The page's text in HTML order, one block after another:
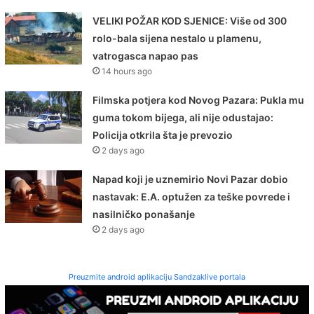
VELIKI POŽAR KOD SJENICE: Više od 300
rolo-bala sijena nestalo u plamenu,
vatrogasca napao pas
14 hours ago
Filmska potjera kod Novog Pazara: Pukla mu
guma tokom bijega, ali nije odustajao:
Policija otkrila šta je prevozio
2 days ago
Napad koji je uznemirio Novi Pazar dobio
nastavak: E.A. optužen za teške povrede i
nasilničko ponašanje
2 days ago
Preuzmite android aplikaciju Sandzaklive portala